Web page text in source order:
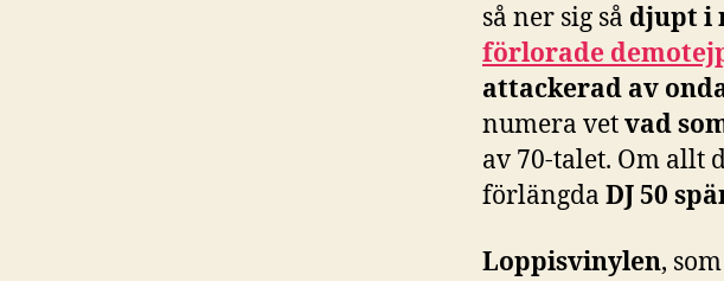
så ner sig så djupt i
förlorade
attackerad av
numera vetvad
av 70-talet. Om allt
förlängda DJ 50
Loppisvinylen,